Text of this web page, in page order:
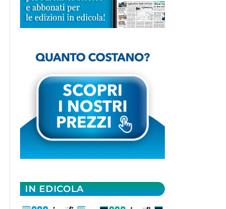
IN EDICOLA